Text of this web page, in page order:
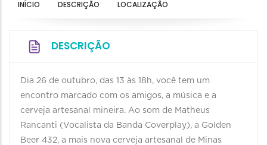
INÍCIO DESCRIÇÃO LOCALIZAÇÃO
DESCRIÇÃO
Dia 26 de outubro, das 13 às 18h, você tem um
encontro marcado com os amigos, a música e a
cerveja artesanal mineira. Ao som de Matheus
Rancanti (Vocalista da Banda Coverplay), a Golden
Beer 432, a mais nova cerveja artesanal de Minas